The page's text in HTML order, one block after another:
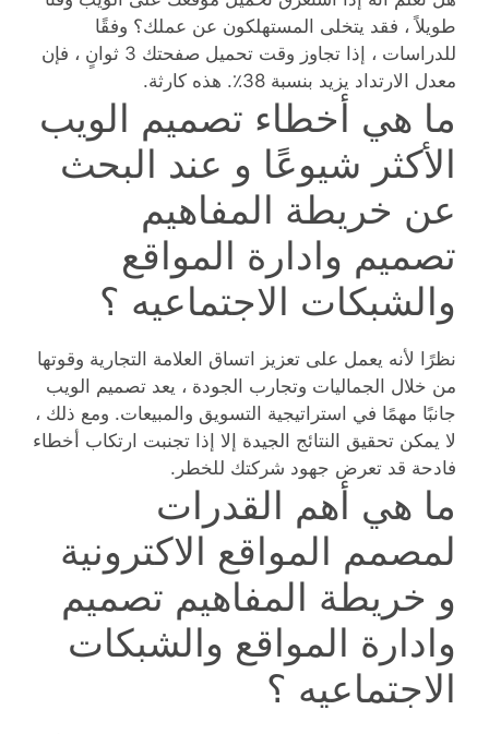
طويلاً ، فقد يتخلى المستهلكون عن عملك؟ وفقًا
للدراسات ، إذا تجاوز وقت تحميل صفحتك 3 ثوانٍ ، فإن
معدل الارتداد يزيد بنسبة 38٪. هذه كارثة.
ما هي أخطاء تصميم الويب
الأكثر شيوعًا و عند البحث
عن خريطة المفاهيم
تصميم وادارة المواقع
والشبكات الاجتماعيه ؟
نظرًا لأنه يعمل على تعزيز اتساق العلامة التجارية وقوتها
من خلال الجماليات وتجارب الجودة ، يعد تصميم الويب
جانبًا مهمًا في استراتيجية التسويق والمبيعات. ومع ذلك ،
لا يمكن تحقيق النتائج الجيدة إلا إذا تجنبت ارتكاب أخطاء
فادحة قد تعرض جهود شركتك للخطر.
ما هي أهم القدرات
لمصمم المواقع الاكترونية
و خريطة المفاهيم تصميم
وادارة المواقع والشبكات
الاجتماعيه ؟